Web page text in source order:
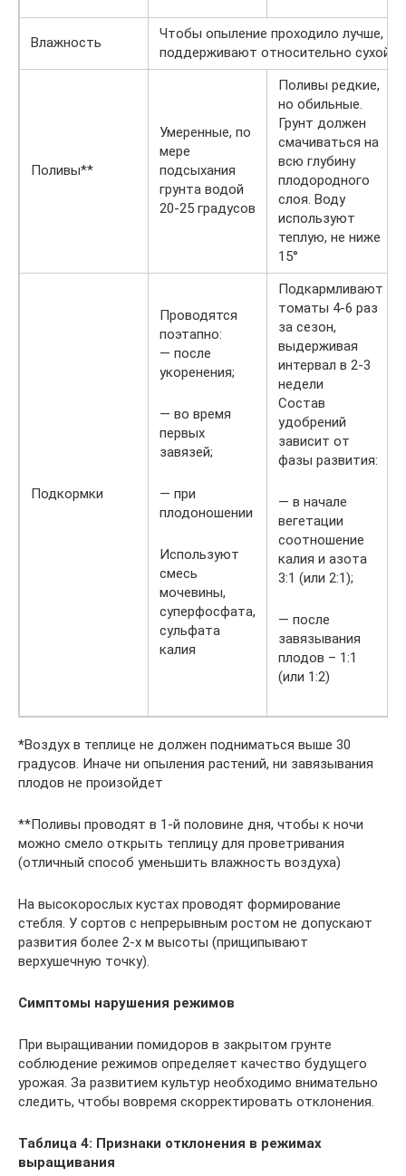
Влажность
Чтобы опыление проходило лучше, в
поддерживают относительно сухой
Поливы**
Умеренные, по
мере
подсыхания
грунта водой
20-25 градусов
Поливы редкие,
но обильные.
Грунт должен
смачиваться на
всю глубину
плодородного
слоя. Воду
используют
теплую, не ниже
15°
Подкормки
Проводятся
поэтапно:
— после
укоренения;
— во время
первых
завязей;
— при
плодоношении
Используют
смесь
мочевины,
суперфосфата,
сульфата
калия
Подкармливают
томаты 4-6 раз
за сезон,
выдерживая
интервал в 2-3
недели
Состав
удобрений
зависит от
фазы развития:
— в начале
вегетации
соотношение
калия и азота
3:1 (или 2:1);
— после
завязывания
плодов – 1:1
(или 1:2)
*Воздух в теплице не должен подниматься выше 30
градусов. Иначе ни опыления растений, ни завязывания
плодов не произойдет
**Поливы проводят в 1-й половине дня, чтобы к ночи
можно смело открыть теплицу для проветривания
(отличный способ уменьшить влажность воздуха)
На высокорослых кустах проводят формирование
стебля. У сортов с непрерывным ростом не допускают
развития более 2-х м высоты (прищипывают
верхушечную точку).
Симптомы нарушения режимов
При выращивании помидоров в закрытом грунте
соблюдение режимов определяет качество будущего
урожая. За развитием культур необходимо внимательно
следить, чтобы вовремя скорректировать отклонения.
Таблица 4: Признаки отклонения в режимах
выращивания